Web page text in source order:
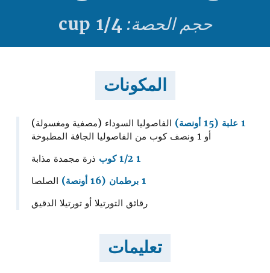
حجم الحصة: 1/4 cup
المكونات
1 علبة (15 أونصة)
الفاصوليا السوداء (مصفية ومغسولة)
أو 1 ونصف كوب من الفاصوليا الجافة المطبوخة
1 1/2 كوب
ذرة مجمدة مذابة
1 برطمان (16 أونصة)
الصلصا
رقائق التورتيلا أو تورتيلا الدقيق
تعليمات